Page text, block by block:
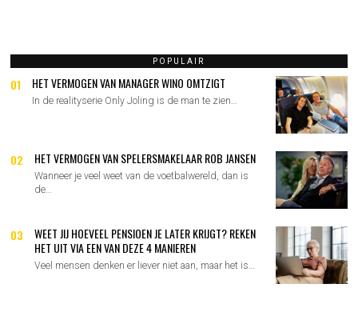
POPULAIR
01 HET VERMOGEN VAN MANAGER WINO OMTZIGT
In de realityserie Only Joling is de man te zien…
02 HET VERMOGEN VAN SPELERSMAKELAAR ROB JANSEN
Wanneer je veel weet van de voetbalwereld, dan is
de…
03
WEET JIJ HOEVEEL PENSIOEN JE LATER KRIJGT? REKEN
HET UIT VIA EEN VAN DEZE 4 MANIEREN
Veel mensen denken er liever niet aan, maar het is…